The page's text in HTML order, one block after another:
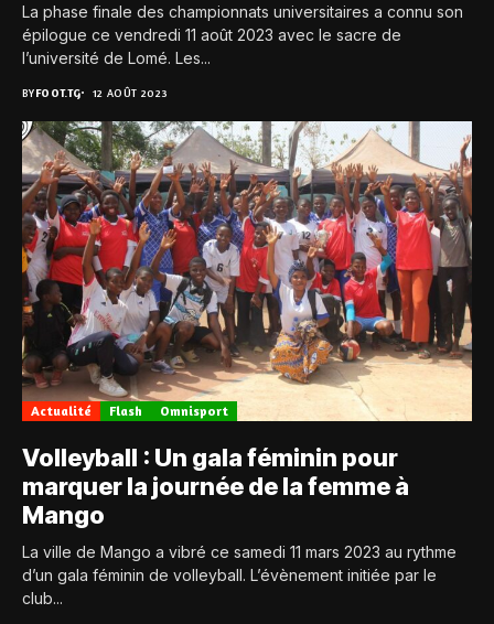
La phase finale des championnats universitaires a connu son
épilogue ce vendredi 11 août 2023 avec le sacre de
l’université de Lomé. Les...
BYFOOT.TG 12 AOÛT 2023
Actualité Flash Omnisport
Volleyball : Un gala féminin pour
marquer la journée de la femme à
Mango
La ville de Mango a vibré ce samedi 11 mars 2023 au rythme
d’un gala féminin de volleyball. L’évènement initiée par le
club...